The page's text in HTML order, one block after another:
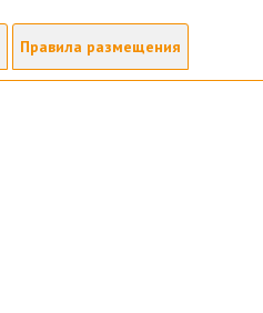
Правила размещения